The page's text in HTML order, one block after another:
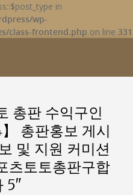
in
wp-
class-frontend.php on line 331
총판 수익구인
】 총판홍보 게시
및 지원 커미션
츠토토총판구합
5"